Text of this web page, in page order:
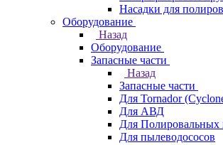
Насадки для
Оборудование
Назад
Оборудование
Запасные части
Назад
Запасные части
Для Tornador
Для АВД
Для
Для пылеводососов